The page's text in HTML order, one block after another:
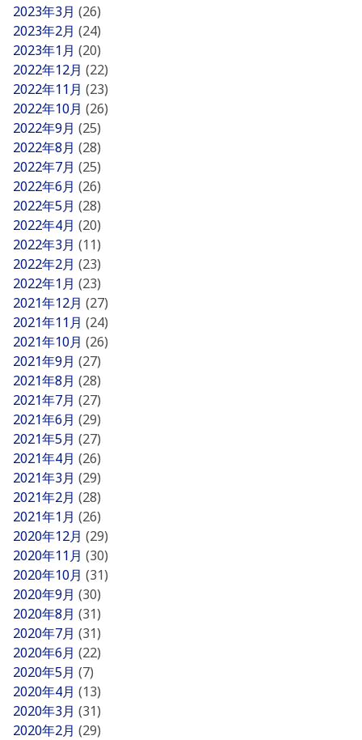
2023年3月 (26)
2023年2月 (24)
2023年1月 (20)
2022年12月 (22)
2022年11月 (23)
2022年10月 (26)
2022年9月 (25)
2022年8月 (28)
2022年7月 (25)
2022年6月 (26)
2022年5月 (28)
2022年4月 (20)
2022年3月 (11)
2022年2月 (23)
2022年1月 (23)
2021年12月 (27)
2021年11月 (24)
2021年10月 (26)
2021年9月 (27)
2021年8月 (28)
2021年7月 (27)
2021年6月 (29)
2021年5月 (27)
2021年4月 (26)
2021年3月 (29)
2021年2月 (28)
2021年1月 (26)
2020年12月 (29)
2020年11月 (30)
2020年10月 (31)
2020年9月 (30)
2020年8月 (31)
2020年7月 (31)
2020年6月 (22)
2020年5月 (7)
2020年4月 (13)
2020年3月 (31)
2020年2月 (29)